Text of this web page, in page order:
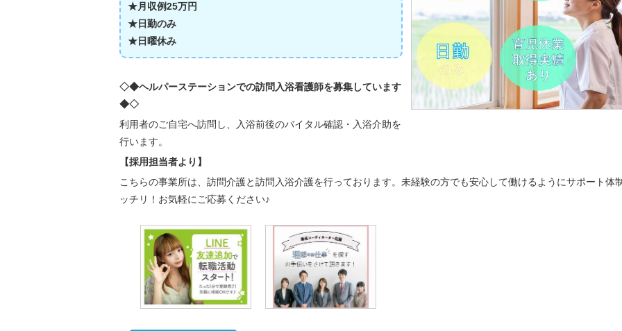
★月収例25万円
★日勤のみ
★日曜休み
◇◆ヘルパーステーションでの訪問入浴看護師を募集しています
◆◇
利用者のご自宅へ訪問し、入浴前後のバイタル確認・入浴介助を
行います。
【採用担当者より】
こちらの事業所は、訪問介護と訪問入浴介護を行っております。未経験の方でも安心して働けるようにサポート体
ッチリ！お気軽にご応募ください♪